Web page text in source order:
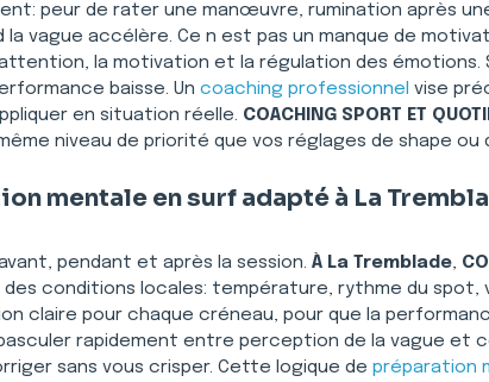
peur de rater une manœuvre, rumination après
vague accélère. Ce n est pas un manque de
la motivation et la régulation des émotions.
baisse. Un coaching professionnel vise
en situation réelle. COACHING SPORT ET
niveau de priorité que vos réglages de shape ou
mentale en surf adapté à La
pendant et après la session. À La Tremblade,
conditions locales: température, rythme du
claire pour chaque créneau, pour que la
rapidement entre perception de la vague et
sans vous crisper. Cette logique de préparation